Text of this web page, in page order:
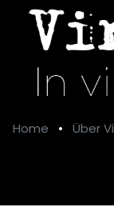
Home • Über